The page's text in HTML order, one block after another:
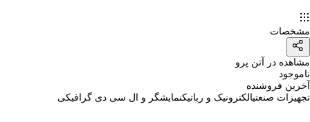
مشخصات
مشاهده در آتن پرو
ناموجود
آخرین فروشنده
تجهیزات صنعتیالکترونیک و رباتیکنمایشگر و ال سی دی گرافیکی